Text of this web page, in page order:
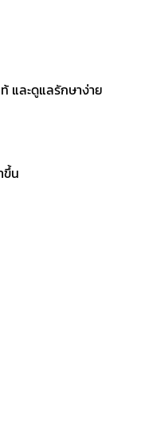
และดูแลรักษาง่าย
ขึ้น